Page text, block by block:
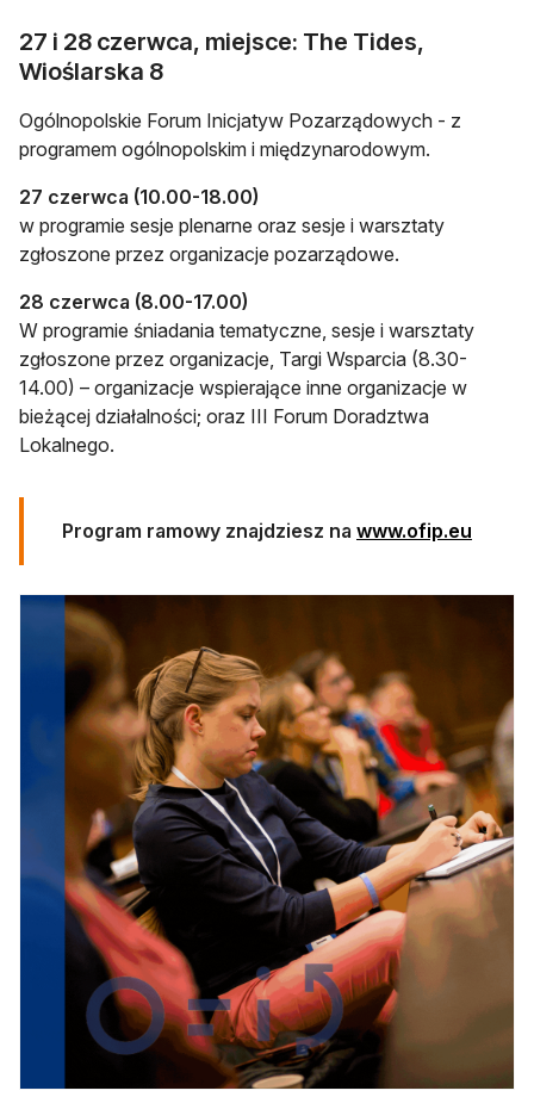
27 i 28 czerwca, miejsce: The Tides,
Wioślarska 8
Ogólnopolskie Forum Inicjatyw Pozarządowych - z
programem ogólnopolskim i międzynarodowym.
27 czerwca (10.00-18.00)
w programie sesje plenarne oraz sesje i warsztaty
zgłoszone przez organizacje pozarządowe.
28 czerwca (8.00-17.00)
W programie śniadania tematyczne, sesje i warsztaty
zgłoszone przez organizacje, Targi Wsparcia (8.30-
14.00) – organizacje wspierające inne organizacje w
bieżącej działalności; oraz III Forum Doradztwa
Lokalnego.
Program ramowy znajdziesz na www.ofip.eu